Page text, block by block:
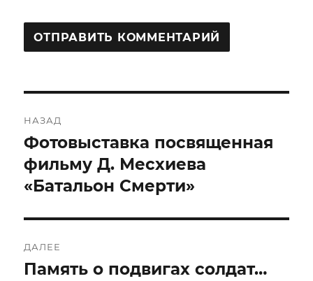
по
записям
НАЗАД
Предыдущая
запись:
Фотовыставка посвященная
фильму Д. Месхиева
«Батальон Смерти»
ДАЛЕЕ
Следующая
Память о подвигах солдат…